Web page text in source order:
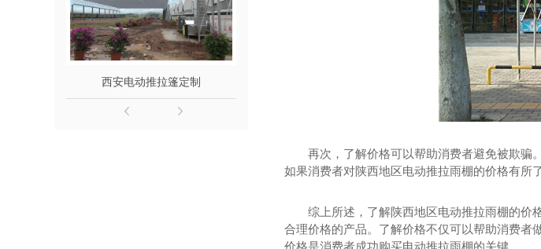
西安电动推拉篷定制 大型移动仓
再次，了解价格可以帮助消费者避免被欺骗
如果消费者对陕西地区电动推拉雨棚的价格有所
综上所述，了解陕西地区电动推拉雨棚的价
合理价格的产品。了解价格不仅可以帮助消费者